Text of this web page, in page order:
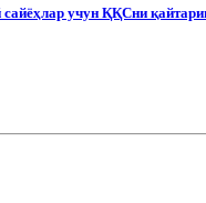
сайёҳлар учун ҚҚСни